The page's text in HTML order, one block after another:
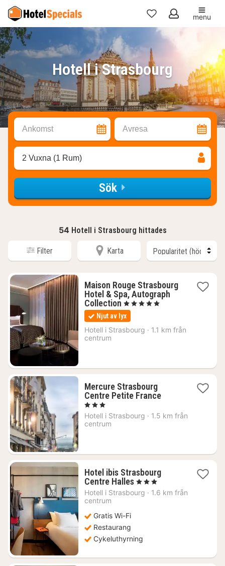
Mina
favoriter
menu
Hotell i Strasbourg
Ankomst Avresa
2 Vuxna (1 Rum)
Sök
54 Hotell i Strasbourg hittades
Filter Karta
Maison Rouge Strasbourg
Hotel & Spa, Autograph
Collection 1
natt
från
2549
, 5 Stjärnor
Njut av lyx
Hotell i Strasbourg · 1.1 km från
centrum
Mercure Strasbourg
Centre Petite France1
från
, 3 Stjärnor
Hotell i Strasbourg · 1.5 km från
centrum
Hotel ibis Strasbourg
Centre Halles1
natt
från
, 3 Stjärnor
Hotell i Strasbourg · 1.6 km från
centrum
Gratis Wi-Fi
Restaurang
Cykeluthyrning